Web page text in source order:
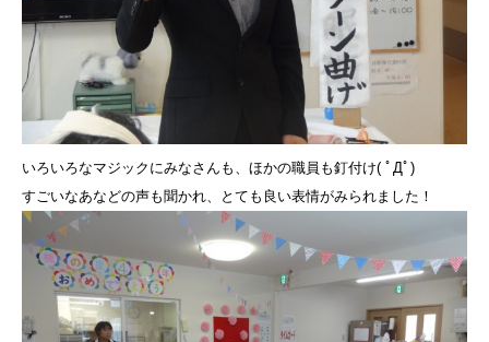
いろいろなマジックにみなさんも、ほかの職員も釘付け( ﾟДﾟ)
すごいなあなどの声も聞かれ、とても良い表情がみられました！